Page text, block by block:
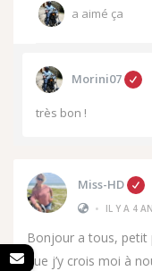
a aimé ça
Morini07
très bon !
Miss-HD
•
IL Y A 4
Bonjour a tous, petit
que j’y crois moi à